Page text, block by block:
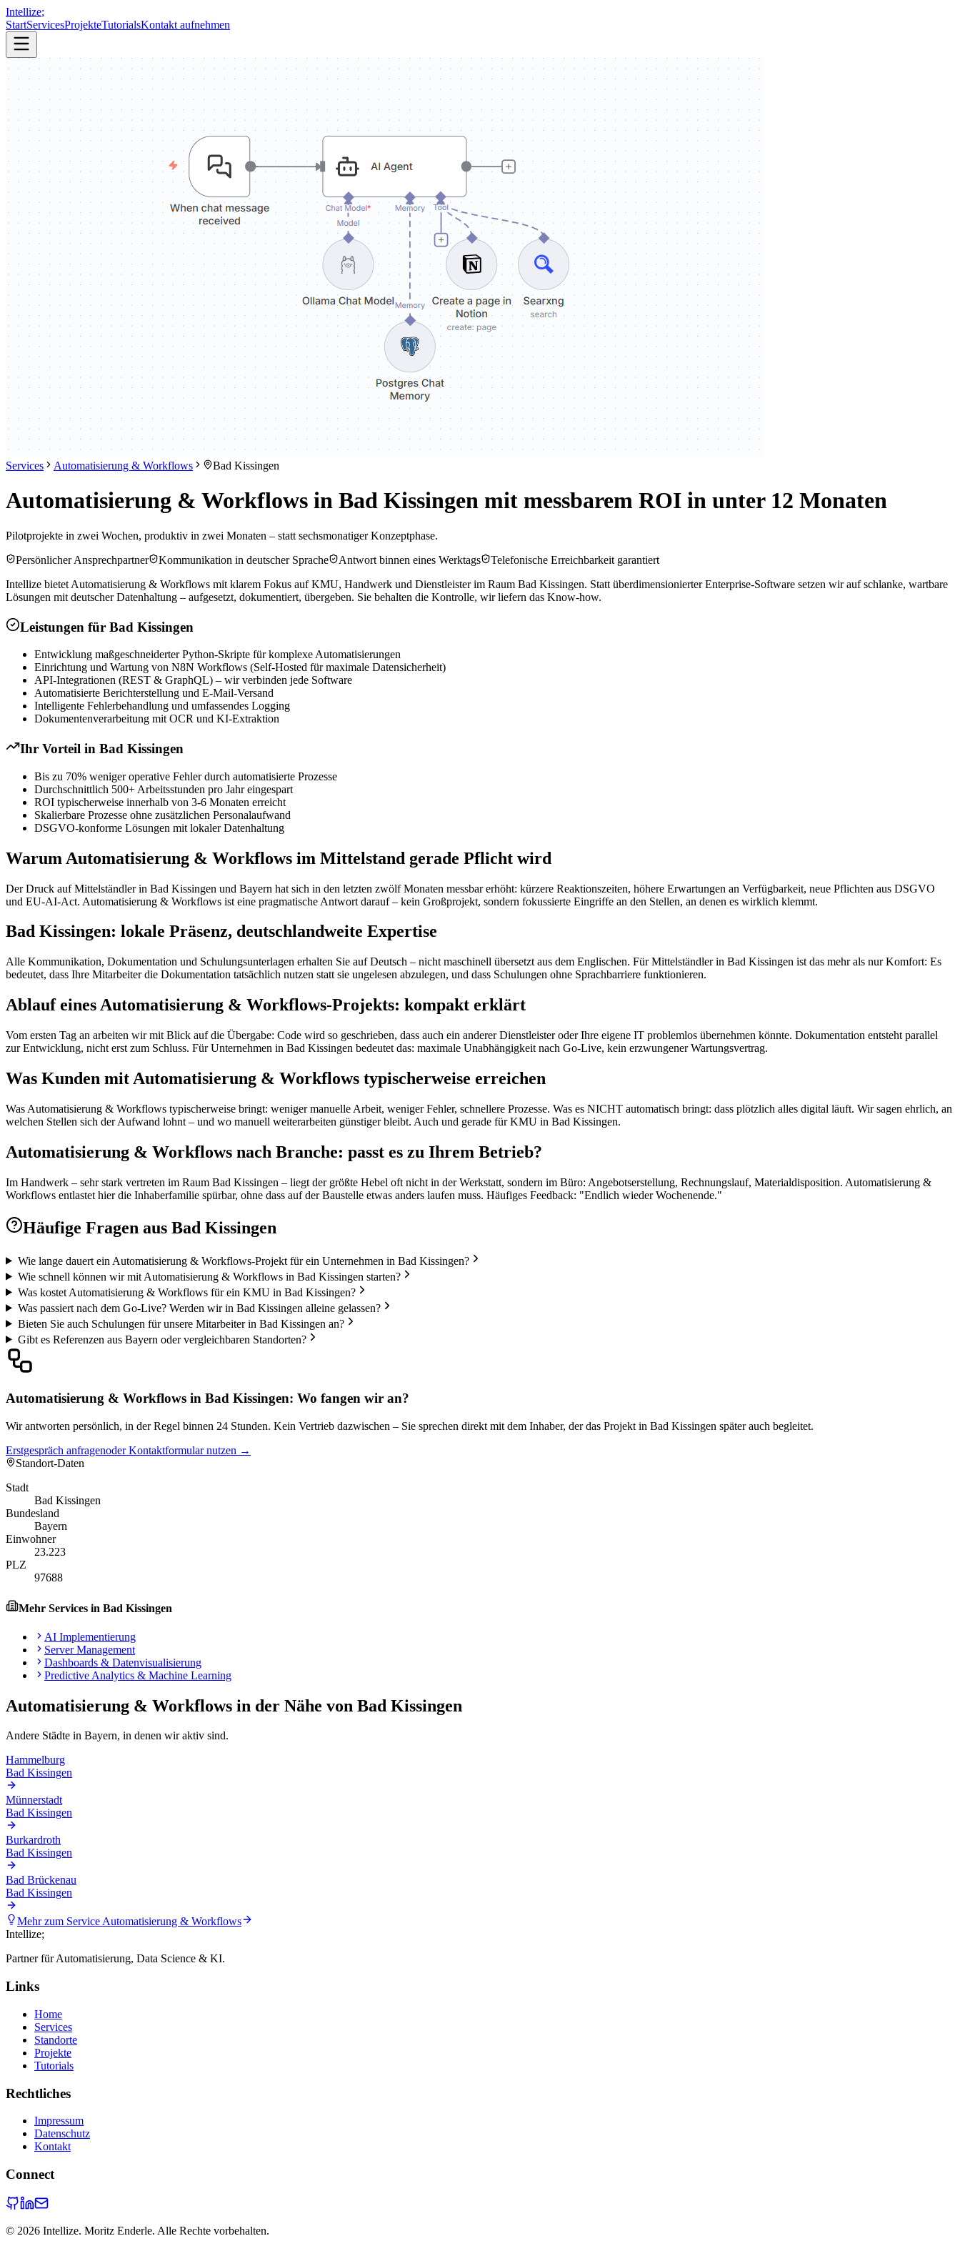
Intellize;
StartServicesProjekteTutorialsKontakt aufnehmen
Services Automatisierung & Workflows Bad Kissingen
Automatisierung & Workflows in Bad Kissingen mit messbarem ROI in unter 12 Monaten
Pilotprojekte in zwei Wochen, produktiv in zwei Monaten – statt sechsmonatiger Konzeptphase.
Persönlicher Ansprechpartner
Kommunikation in deutscher Sprache Antwort binnen eines Werktags
Telefonische Erreichbarkeit garantiert
Intellize bietet Automatisierung & Workflows mit klarem Fokus auf KMU, Handwerk und Dienstleister im Raum Bad Kissingen. Statt überdimensionierter Enterprise-Software setzen wir auf schlanke, wartbare
Lösungen mit deutscher Datenhaltung – aufgesetzt, dokumentiert, übergeben. Sie behalten die Kontrolle, wir liefern das Know-how.
Leistungen für Bad Kissingen
Entwicklung maßgeschneiderter Python-Skripte für komplexe Automatisierungen
Einrichtung und Wartung von N8N Workflows (Self-Hosted für maximale Datensicherheit)
API-Integrationen (REST & GraphQL) – wir verbinden jede Software
Automatisierte Berichterstellung und E-Mail-Versand
Intelligente Fehlerbehandlung und umfassendes Logging
Dokumentenverarbeitung mit OCR und KI-Extraktion
Ihr Vorteil in Bad Kissingen
Bis zu 70% weniger operative Fehler durch automatisierte Prozesse
Durchschnittlich 500+ Arbeitsstunden pro Jahr eingespart
ROI typischerweise innerhalb von 3-6 Monaten erreicht
Skalierbare Prozesse ohne zusätzlichen Personalaufwand
DSGVO-konforme Lösungen mit lokaler Datenhaltung
Warum Automatisierung & Workflows im Mittelstand gerade Pflicht wird
Der Druck auf Mittelständler in Bad Kissingen und Bayern hat sich in den letzten zwölf Monaten messbar erhöht: kürzere Reaktionszeiten, höhere Erwartungen an Verfügbarkeit, neue Pflichten aus DSGVO
und EU-AI-Act. Automatisierung & Workflows ist eine pragmatische Antwort darauf – kein Großprojekt, sondern fokussierte Eingriffe an den Stellen, an denen es wirklich klemmt.
Bad Kissingen: lokale Präsenz, deutschlandweite Expertise
Alle Kommunikation, Dokumentation und Schulungsunterlagen erhalten Sie auf Deutsch – nicht maschinell übersetzt aus dem Englischen. Für Mittelständler in Bad Kissingen ist das mehr als nur Komfort: Es
bedeutet, dass Ihre Mitarbeiter die Dokumentation tatsächlich nutzen statt sie ungelesen abzulegen, und dass Schulungen ohne Sprachbarriere funktionieren.
Ablauf eines Automatisierung & Workflows-Projekts: kompakt erklärt
Vom ersten Tag an arbeiten wir mit Blick auf die Übergabe: Code wird so geschrieben, dass auch ein anderer Dienstleister oder Ihre eigene IT problemlos übernehmen könnte. Dokumentation entsteht parallel
zur Entwicklung, nicht erst zum Schluss. Für Unternehmen in Bad Kissingen bedeutet das: maximale Unabhängigkeit nach Go-Live, kein erzwungener Wartungsvertrag.
Was Kunden mit Automatisierung & Workflows typischerweise erreichen
Was Automatisierung & Workflows typischerweise bringt: weniger manuelle Arbeit, weniger Fehler, schnellere Prozesse. Was es NICHT automatisch bringt: dass plötzlich alles digital läuft. Wir sagen ehrlich, an
welchen Stellen sich der Aufwand lohnt – und wo manuell weiterarbeiten günstiger bleibt. Auch und gerade für KMU in Bad Kissingen.
Automatisierung & Workflows nach Branche: passt es zu Ihrem Betrieb?
Im Handwerk – sehr stark vertreten im Raum Bad Kissingen – liegt der größte Hebel oft nicht in der Werkstatt, sondern im Büro: Angebotserstellung, Rechnungslauf, Materialdisposition. Automatisierung &
Workflows entlastet hier die Inhaberfamilie spürbar, ohne dass auf der Baustelle etwas anders laufen muss. Häufiges Feedback: "Endlich wieder Wochenende."
Häufige Fragen aus Bad Kissingen
Wie lange dauert ein Automatisierung & Workflows-Projekt für ein Unternehmen in Bad Kissingen?
Wie schnell können wir mit Automatisierung & Workflows in Bad Kissingen starten?
Was kostet Automatisierung & Workflows für ein KMU in Bad Kissingen?
Was passiert nach dem Go-Live? Werden wir in Bad Kissingen alleine gelassen?
Bieten Sie auch Schulungen für unsere Mitarbeiter in Bad Kissingen an?
Gibt es Referenzen aus Bayern oder vergleichbaren Standorten?
Automatisierung & Workflows in Bad Kissingen: Wo fangen wir an?
Wir antworten persönlich, in der Regel binnen 24 Stunden. Kein Vertrieb dazwischen – Sie sprechen direkt mit dem Inhaber, der das Projekt in Bad Kissingen später auch begleitet.
Erstgespräch anfragenoder Kontaktformular nutzen →
Standort-Daten
Stadt
Bad Kissingen
Bundesland
Bayern
Einwohner
23.223
PLZ
97688
Mehr Services in Bad Kissingen
AI Implementierung
Server Management
Dashboards & Datenvisualisierung
Predictive Analytics & Machine Learning
Automatisierung & Workflows in der Nähe von Bad Kissingen
Andere Städte in Bayern, in denen wir aktiv sind.
Hammelburg
Bad Kissingen
Münnerstadt
Bad Kissingen
Burkardroth
Bad Kissingen
Bad Brückenau
Bad Kissingen
Mehr zum ServiceAutomatisierung & Workflows
Intellize;
Partner für Automatisierung, Data Science & KI.
Links
Home
Services
Standorte
Projekte
Tutorials
Rechtliches
Impressum
Datenschutz
Kontakt
Connect
© 2026 Intellize. Moritz Enderle. Alle Rechte vorbehalten.